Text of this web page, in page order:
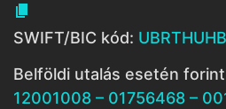

SWIFT/BIC kód: UBRTHUHB
Belföldi utalás esetén
12001008 – 01756468 –